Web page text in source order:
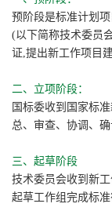
预阶段是标准计划
(以下简称技术委员
证,提出新工作项目
二、立项阶段：
国标委收到国家标
总、审查、协调、
三、起草阶段
技术委员会收到新
起草工作组完成标准